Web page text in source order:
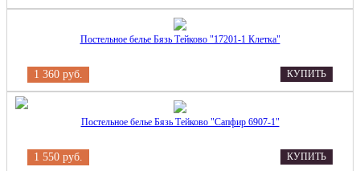
Постельное белье Бязь Тейково "17201-1 Клетка"
1 360 руб. КУПИТЬ
Постельное белье Бязь Тейково "Сапфир 6907-1"
1 550 руб. КУПИТЬ